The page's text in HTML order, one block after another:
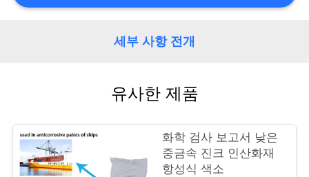
품
질
세부 사항 전개
유사한 제품
화학 검사 보고서 낮은
중금속 진크 인산화재
항성식 색소